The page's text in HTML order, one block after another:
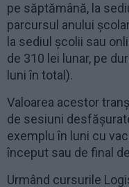
pe săptămână, la
parcursul anului
la sediul școlii sau
de 310 lei lunar, pe
luni în total).
Valoarea acestor
de sesiuni
exemplu în luni cu
început sau de final
Urmând cursurile